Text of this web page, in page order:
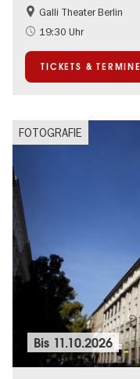
Barrierefrei
Going local Berlin
Kultursommer
Open Air
Galli Theater Berlin
19:30 Uhr
TICKETS & TERMINE
FOTOGRAFIE
Bis 11.10.2026